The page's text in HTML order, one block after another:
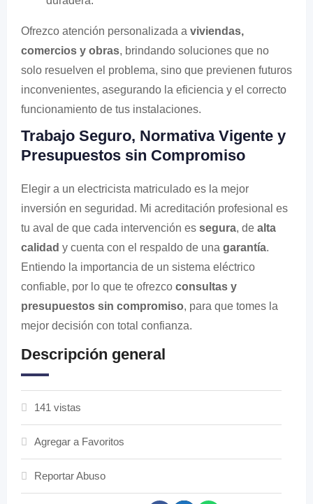
Ofrezco atención personalizada a viviendas,
comercios y obras, brindando soluciones que no
solo resuelven el problema, sino que previenen futuros
inconvenientes, asegurando la eficiencia y el correcto
funcionamiento de tus instalaciones.
Trabajo Seguro, Normativa Vigente y
Presupuestos sin Compromiso
Elegir a un electricista matriculado es la mejor
inversión en seguridad. Mi acreditación profesional es
tu aval de que cada intervención es segura, de alta
calidad y cuenta con el respaldo de una garantía.
Entiendo la importancia de un sistema eléctrico
confiable, por lo que te ofrezco consultas y
presupuestos sin compromiso, para que tomes la
mejor decisión con total confianza.
Descripción general
141 vistas
Agregar a Favoritos
Reportar Abuso